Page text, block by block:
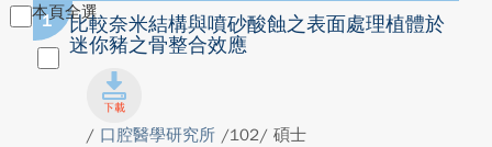
本頁全選
1
比較奈米結構與噴砂酸蝕之表面處理植體於
迷你豬之骨整合效應
/ 口腔醫學研究所 /102/ 碩士